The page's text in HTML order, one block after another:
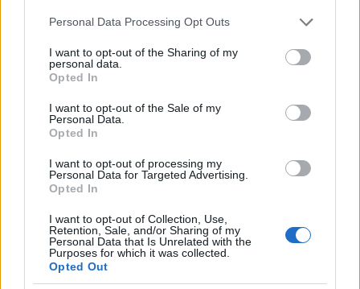
Personal Data Processing Opt Outs
I want to opt-out of the Sharing of my
personal data.
Opted In
I want to opt-out of the Sale of my
Personal Data.
Opted In
I want to opt-out of processing my
Personal Data for Targeted Advertising.
Opted In
I want to opt-out of Collection, Use,
Retention, Sale, and/or Sharing of my
Personal Data that Is Unrelated with the
Purposes for which it was collected.
Opted Out
, fortemente voluto dalla Merkel, il cui
termine avrebbe dovuto essere, pensate un po’, la
città di Greifswald in Germania. Per non parlare
tema esportazioni.
Dunque, un’economia diversificata e molta
centrata sul rapporto con i paesi “cattivoni”.
Putin, da grande conoscitore di cose germaniche
visto il suo precedente servizio come agente del
KGB proprio nella Germania dell’est, sapeva